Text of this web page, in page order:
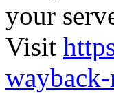
your
Visit